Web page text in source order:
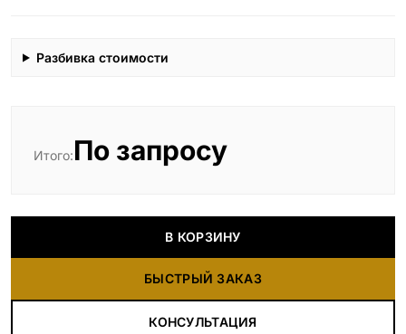
Разбивка стоимости
Итого:По запросу
В КОРЗИНУ
БЫСТРЫЙ ЗАКАЗ
КОНСУЛЬТАЦИЯ